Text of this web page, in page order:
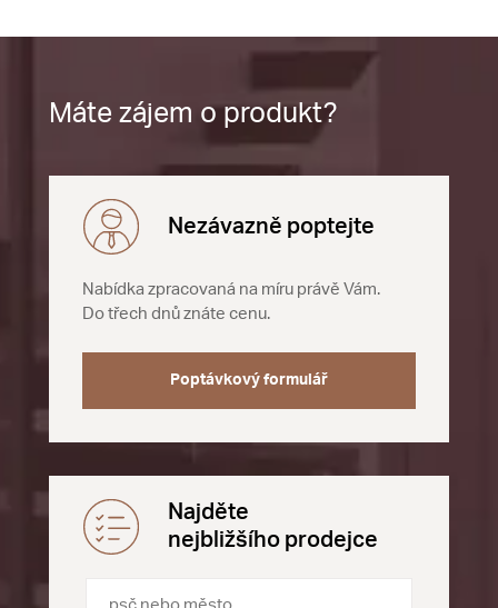
Máte zájem o produkt?
Nezávazně poptejte
Nabídka zpracovaná na míru právě Vám.
Do třech dnů znáte cenu.
Poptávkový formulář
Najděte
nejbližšího prodejce